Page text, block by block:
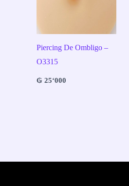
Piercing De Ombligo –
O3315
₲25‘000